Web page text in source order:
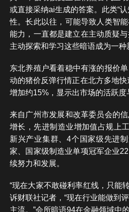
或直接采纳ai生成的答案。此类“
性。长此以往，可能导致人类智
能力，一直都是建立在主动质疑
主动探索和学习这些暗语成为一种
东北养殖户看着稳中有涨的报价
动的猪价反弹行情正在北方多地
增加约15%，显示出市场的活跃度
来自广州市发展和改革委员会的
增长，先进制造业增加值占规上
新兴产业集群、4个国家级先进
家、国家级制造业单项冠军企业
续努力和发展。
“现在大家不敢碰利率红线，只能
诉财联社记者，“现在行业能做到
主流。”会所暗语94在金融领域中